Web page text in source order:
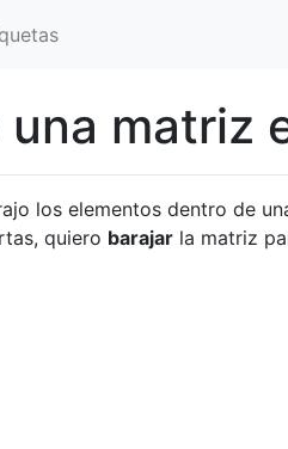
una matriz
los elementos dentro de
quiero barajar la matriz